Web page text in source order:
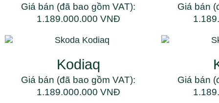
Giá bán (đã bao gồm VAT):
1.189.000.000 VNĐ
Giá bán
Kodiaq
Giá bán (đã bao gồm VAT):
1.189.000.000 VNĐ
Giá bán